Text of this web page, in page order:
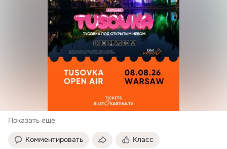
Показать еще
Комментировать Класс